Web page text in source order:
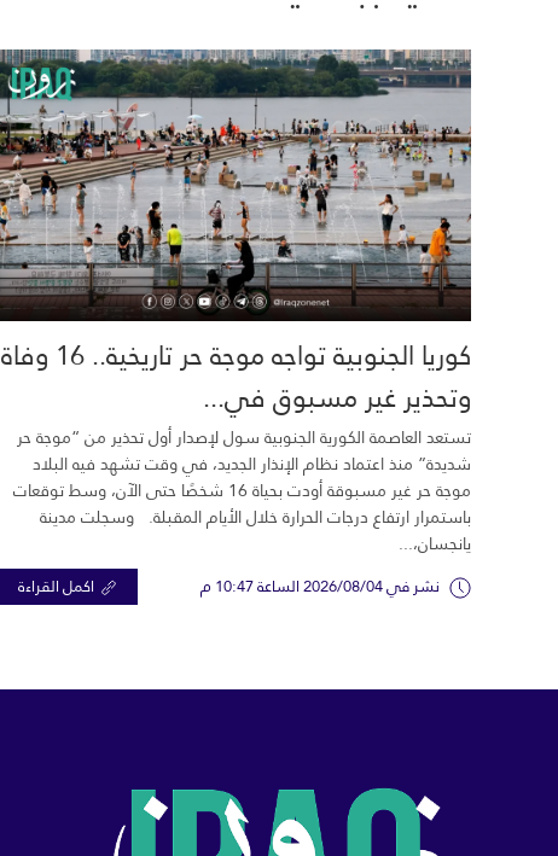
كوريا الجنوبية تواجه موجة حر تاريخية.. 16 وفاة
وتحذير غير مسبوق في...
تستعد العاصمة الكورية الجنوبية سول لإصدار أول تحذير من “موجة حر
شديدة” منذ اعتماد نظام الإنذار الجديد، في وقت تشهد فيه البلاد
موجة حر غير مسبوقة أودت بحياة 16 شخصًا حتى الآن، وسط توقعات
باستمرار ارتفاع درجات الحرارة خلال الأيام المقبلة. وسجلت مدينة
يانجسان،...
نشر في 2026/08/04 الساعة 10:47 م اكمل القراءة